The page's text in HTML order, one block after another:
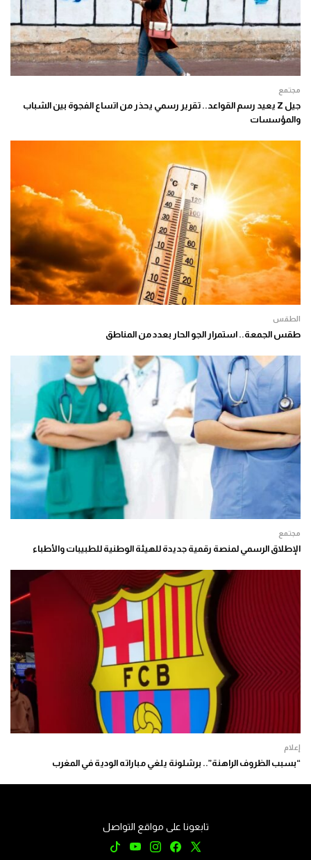
مجتمع
جيل Z يعيد رسم القواعد.. تقرير رسمي يحذر من اتساع الفجوة بين الشباب
والمؤسسات
الطقس
طقس الجمعة.. استمرار الجو الحار بعدد من المناطق
مجتمع
الإطلاق الرسمي لمنصة رقمية جديدة للهيئة الوطنية للطبيبات والأطباء
إعلام
“بسبب الظروف الراهنة”.. برشلونة يلغي مباراته الودية في المغرب
تابعونا على مواقع التواصل